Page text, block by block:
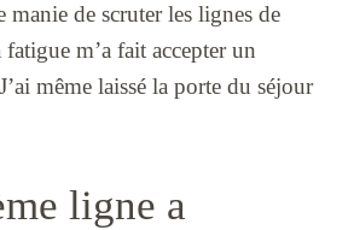
manie de scruter les lignes de
m’a fait accepter un
même laissé la porte du séjour
ligne a